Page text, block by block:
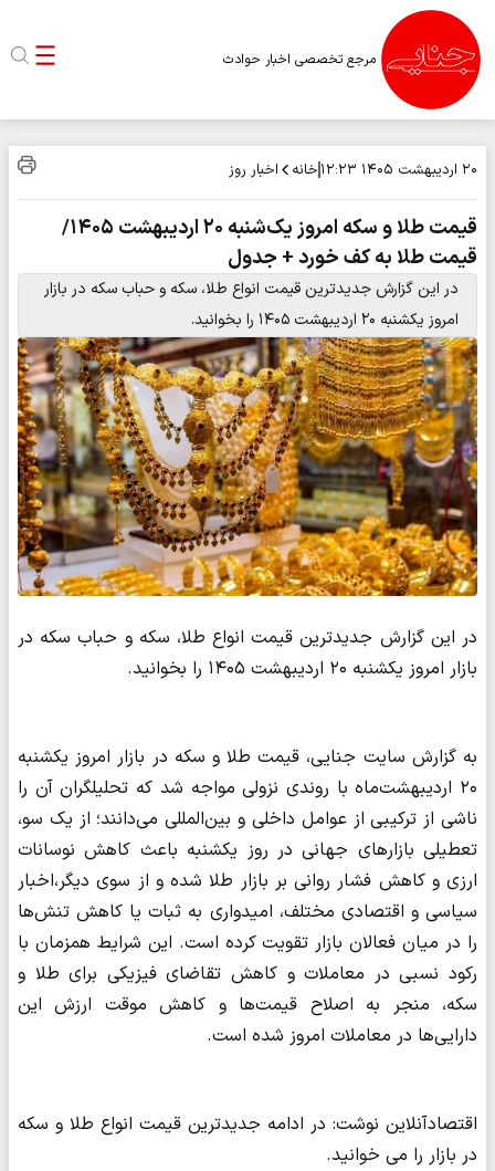
مرجع تخصصی اخبار حوادث
۲۰ اردیبهشت ۱۴۰۵ ۱۲:۲۳ خانه اخبار روز
قیمت طلا و سکه امروز یک‌شنبه ۲۰ اردیبهشت ۱۴۰۵/
قیمت طلا به کف خورد + جدول
در این گزارش جدیدترین قیمت انواع طلا، سکه و حباب سکه در بازار
امروز یکشنبه ۲۰ اردیبهشت ۱۴۰۵ را بخوانید.
در این گزارش جدیدترین قیمت انواع طلا، سکه و حباب سکه در
بازار امروز یکشنبه ۲۰ اردیبهشت ۱۴۰۵ را بخوانید.
به گزارش سایت جنایی، قیمت طلا و سکه در بازار امروز یکشنبه
۲۰ اردیبهشت‌ماه با روندی نزولی مواجه شد که تحلیلگران آن را
ناشی از ترکیبی از عوامل داخلی و بین‌المللی می‌دانند؛ از یک سو،
تعطیلی بازارهای جهانی در روز یکشنبه باعث کاهش نوسانات
ارزی و کاهش فشار روانی بر بازار طلا شده و از سوی دیگر،اخبار
سیاسی و اقتصادی مختلف، امیدواری به ثبات یا کاهش تنش‌ها
را در میان فعالان بازار تقویت کرده است. این شرایط همزمان با
رکود نسبی در معاملات و کاهش تقاضای فیزیکی برای طلا و
سکه، منجر به اصلاح قیمت‌ها و کاهش موقت ارزش این
دارایی‌ها در معاملات امروز شده است.
اقتصادآنلاین نوشت: در ادامه جدیدترین قیمت انواع طلا و سکه
در بازار را می خوانید.